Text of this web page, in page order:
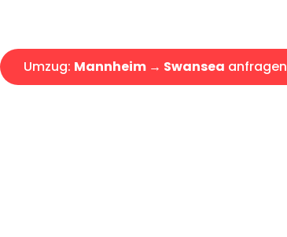
Umzug: Mannheim → Swansea anfragen